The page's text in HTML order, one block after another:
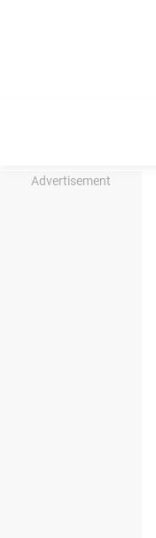
Advertisement